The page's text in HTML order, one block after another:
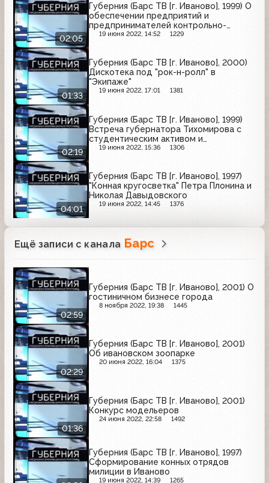
02:05
Губерния (Барс ТВ [г. Иваново], 1999) О
обеспечении предприятий и
предпринимателей контрольно-
кассовыми машинами
19 июня 2022, 14:52 1229
01:33
Губерния (Барс ТВ [г. Иваново], 2000)
Дискотека под "рок-н-ролл" в
"Экипаже"
19 июня 2022, 17:01 1381
02:19
Губерния (Барс ТВ [г. Иваново], 1999)
Встреча губернатора Тихомирова с
студентическим активом и
университетскими профсоюзами
19 июня 2022, 15:36 1306
04:01
Губерния (Барс ТВ [г. Иваново], 1997)
"Конная кругосветка" Петра Плонина и
Николая Давыдовского
19 июня 2022, 14:45 1376
Ещё записи с канала Барс
02:59
Губерния (Барс ТВ [г. Иваново], 2001) О
гостиничном бизнесе города
8 ноября 2022, 19:38 1445
02:29
Губерния (Барс ТВ [г. Иваново], 2001)
Об ивановском зоопарке
20 июня 2022, 16:04 1375
01:36
Губерния (Барс ТВ [г. Иваново], 2001)
Конкурс модельеров
24 июня 2022, 22:58 1492
Губерния (Барс ТВ [г. Иваново], 1997)
Сформирование конных отрядов
милиции в Иваново
19 июня 2022, 14:39 1265